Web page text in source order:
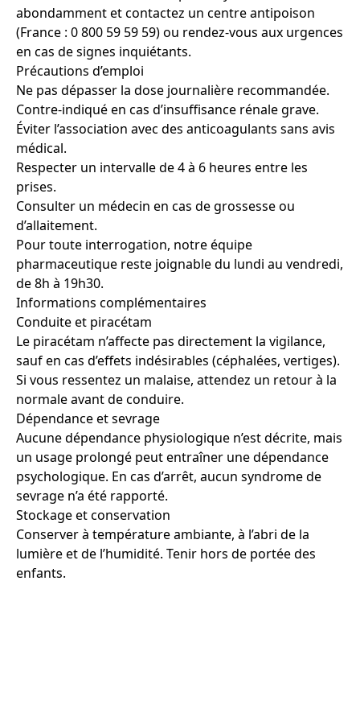
abondamment et contactez un centre antipoison
(France : 0 800 59 59 59) ou rendez-vous aux urgences
en cas de signes inquiétants.
Précautions d’emploi
Ne pas dépasser la dose journalière recommandée.
Contre-indiqué en cas d’insuffisance rénale grave.
Éviter l’association avec des anticoagulants sans avis
médical.
Respecter un intervalle de 4 à 6 heures entre les
prises.
Consulter un médecin en cas de grossesse ou
d’allaitement.
Pour toute interrogation, notre équipe
pharmaceutique reste joignable du lundi au vendredi,
de 8h à 19h30.
Informations complémentaires
Conduite et piracétam
Le piracétam n’affecte pas directement la vigilance,
sauf en cas d’effets indésirables (céphalées, vertiges).
Si vous ressentez un malaise, attendez un retour à la
normale avant de conduire.
Dépendance et sevrage
Aucune dépendance physiologique n’est décrite, mais
un usage prolongé peut entraîner une dépendance
psychologique. En cas d’arrêt, aucun syndrome de
sevrage n’a été rapporté.
Stockage et conservation
Conserver à température ambiante, à l’abri de la
lumière et de l’humidité. Tenir hors de portée des
enfants.